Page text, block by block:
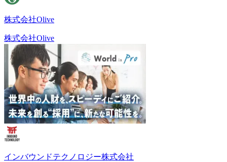
株式会社Olive
株式会社Olive
インバウンドテクノロジー株式会社